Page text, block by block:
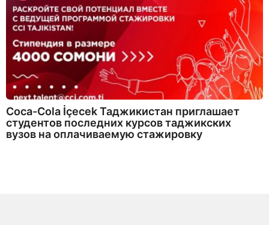
Coca-Cola İçecek Таджикистан приглашает
студентов последних курсов таджикских
вузов на оплачиваемую стажировку